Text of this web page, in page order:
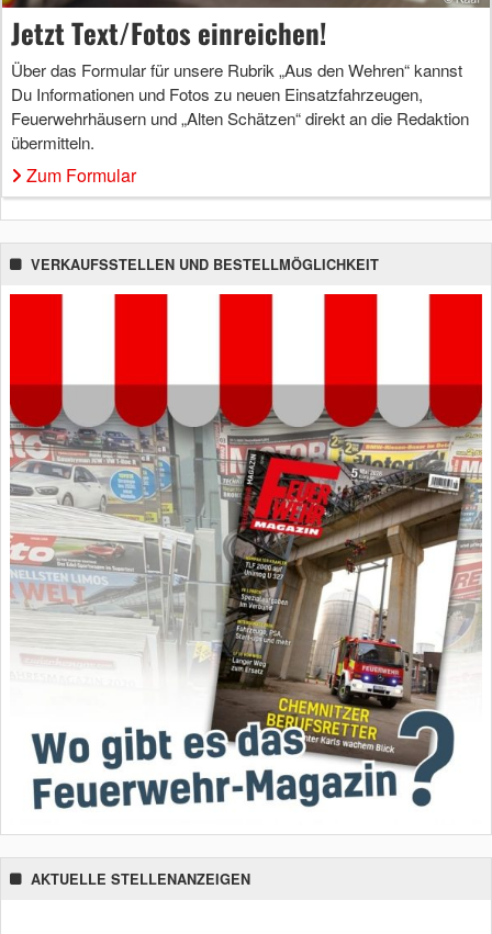
Jetzt Text/Fotos einreichen!
Über das Formular für unsere Rubrik „Aus den Wehren“ kannst
Du Informationen und Fotos zu neuen Einsatzfahrzeugen,
Feuerwehrhäusern und „Alten Schätzen“ direkt an die Redaktion
übermitteln.
Zum Formular
VERKAUFSSTELLEN UND BESTELLMÖGLICHKEIT
AKTUELLE STELLENANZEIGEN